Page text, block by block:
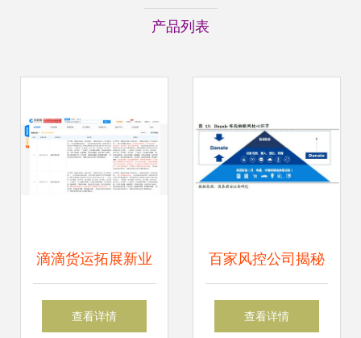
产品列表
滴滴货运拓展新业
务 经营范围新增外
查看详情
百家风控公司揭秘
系列八 掌控支付场
查看详情